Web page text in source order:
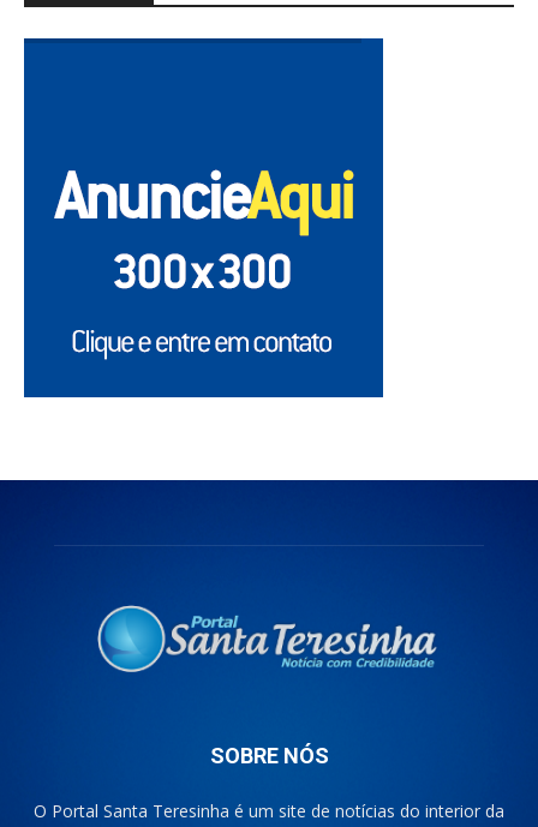
SOBRE NÓS
O Portal Santa Teresinha é um site de notícias do interior da